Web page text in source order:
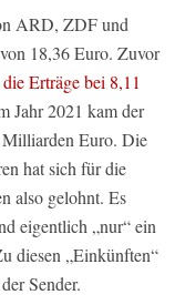
ARD, ZDF und
18,36 Euro. Zuvor
Erträge bei 8,11
Jahr 2021 kam der
Milliarden Euro. Die
hat sich für die
also gelohnt. Es
eigentlich „nur“ ein
diesen „Einkünften“
Sender.